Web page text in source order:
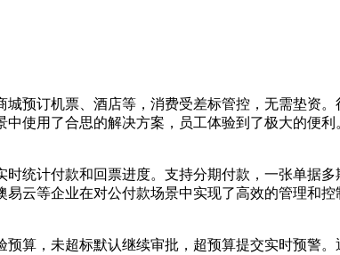
预订机票、酒店等，消费受差标管控，无需垫资
使用了合思的解决方案，员工体验到了极大的便利
统计付款和回票进度。支持分期付款，一张单据
云等企业在对公付款场景中实现了高效的管理和控
算，未超标默认继续审批，超预算提交实时预警